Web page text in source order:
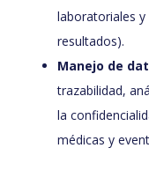
laboratoriales
resultados).
Manejo de
trazabilidad,
la
médicas y